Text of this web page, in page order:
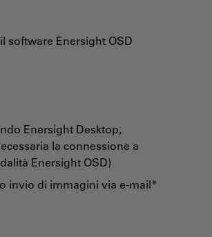
software Enersight OSD
Enersight Desktop,
la connessione a
Enersight OSD)
invio di immagini via e-mail*